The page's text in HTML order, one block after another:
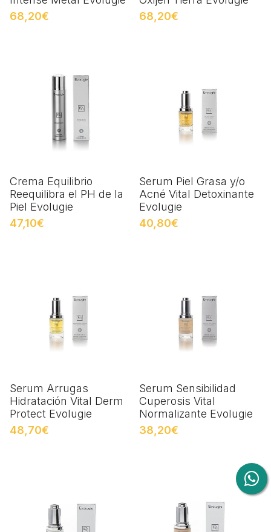
68,20€
68,20€
Crema Equilibrio
Reequilibra el PH de la
Piel Evolugie
47,10€
Serum Piel Grasa y/o
Acné Vital Detoxinante
Evolugie
40,80€
Serum Arrugas
Hidratación Vital Derm
Protect Evolugie
48,70€
Serum Sensibilidad
Cuperosis Vital
Normalizante Evolugie
38,20€